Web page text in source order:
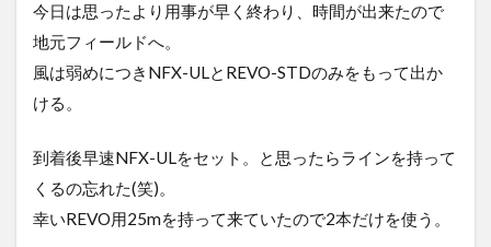
今日は思ったより用事が早く終わり、時間が出来たので
地元フィールドへ。
風は弱めにつきNFX-ULとREVO-STDのみをもって出か
ける。
到着後早速NFX-ULをセット。と思ったらラインを持って
くるの忘れた(笑)。
幸いREVO用25mを持って来ていたので2本だけを使う。